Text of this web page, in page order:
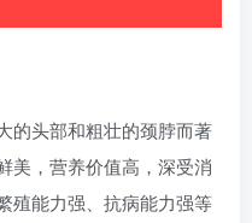
的头部和粗壮的颈脖而著
美，营养价值高，深受消
殖能力强、抗病能力强等